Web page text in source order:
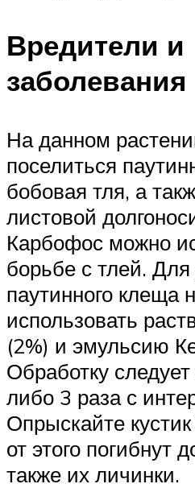
Вредители и
заболевания
На данном
поселиться
бобовая тля, а
листовой
Карбофос можно
борьбе с тлей.
паутинного клеща
использовать
(2%) и эмульсию
Обработку
либо 3 раза с
Опрыскайте
от этого погибнут
также их личинки.